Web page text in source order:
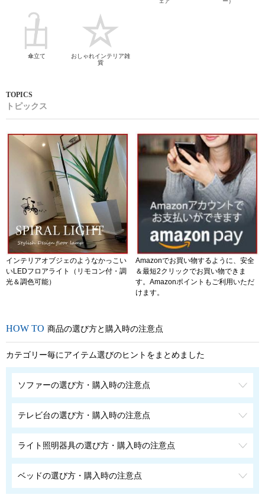
傘立て
おしゃれインテリア雑
貨
トピックス
インテリアオブジェのようなかっこい
いLEDフロアライト（リモコン付・調
光＆調色可能）
Amazonでお買い物するように、安全
＆最短2クリックでお買い物できま
す。Amazonポイントもご利用いただ
けます。
商品の選び方と購入時の注意点
カテゴリー毎にアイテム選びのヒントをまとめました
ソファーの選び方・購入時の注意点
テレビ台の選び方・購入時の注意点
ライト照明器具の選び方・購入時の注意点
ベッドの選び方・購入時の注意点